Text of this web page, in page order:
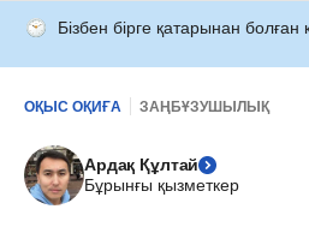
Бізбен бірге қатарынан болған
ОҚЫС ОҚИҒА ЗАҢБҰЗУШЫЛЫҚ
Ардақ Құлтай
Бұрынғы қызметкер